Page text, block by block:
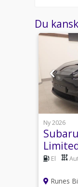
Du
Ny 2026
Range
El
Runes